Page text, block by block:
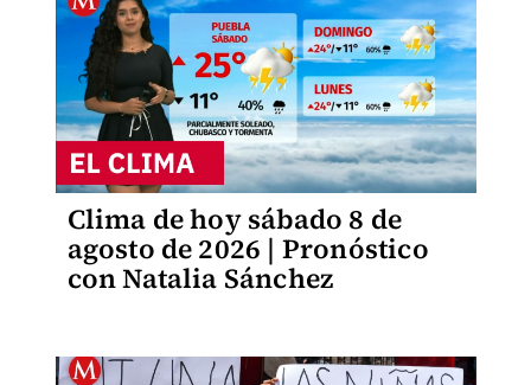
Clima de hoy sábado 8 de
agosto de 2026 | Pronóstico
con Natalia Sánchez